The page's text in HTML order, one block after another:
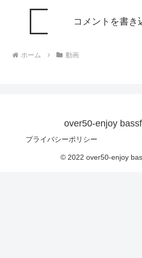
コメントを書き
ホーム 動画
over50-enjoy
プライバシーポリシー
© 2022 over50-enjoy